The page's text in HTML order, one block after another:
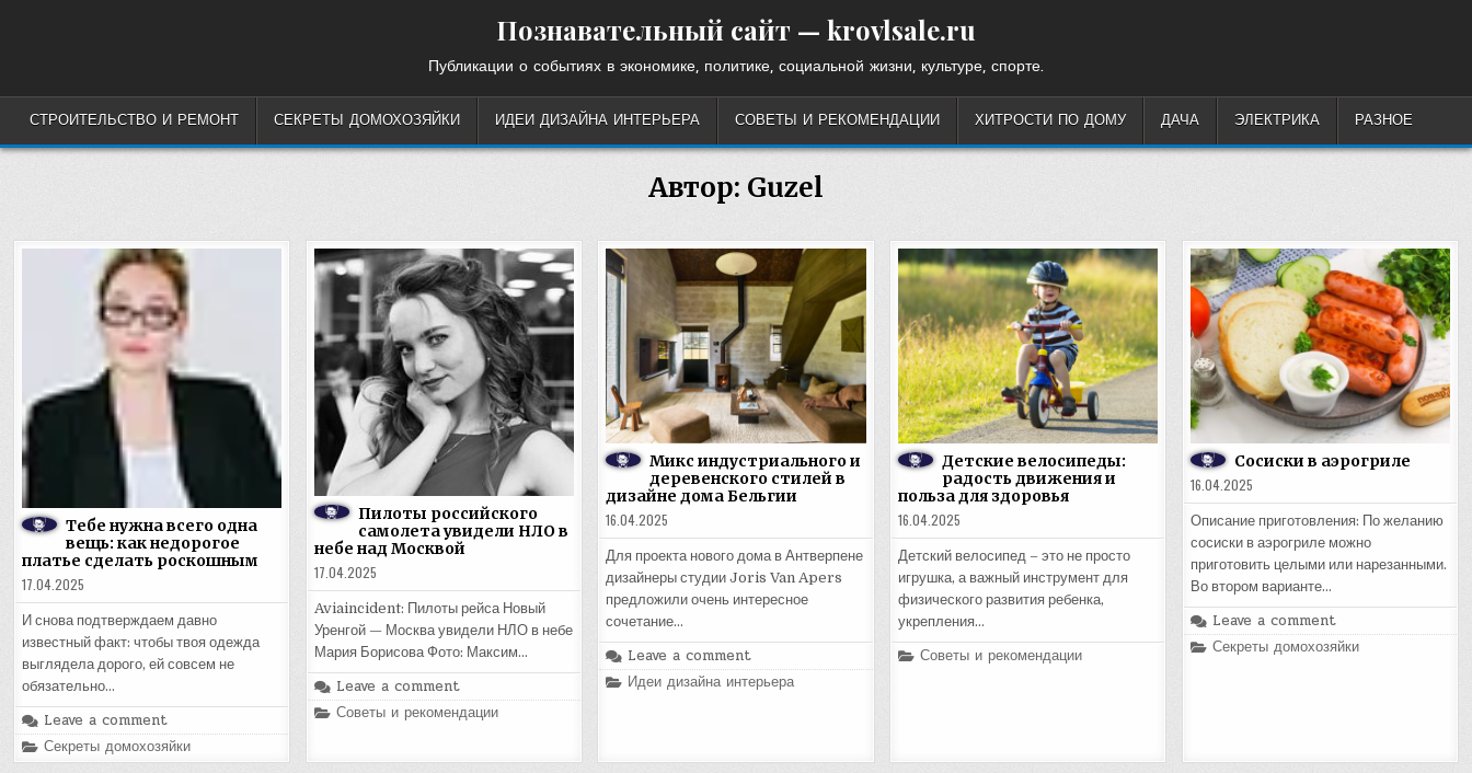
Познавательный сайт — krovlsale.ru
Публикации о событиях в экономике, политике, социальной жизни, культуре, спорте.
СТРОИТЕЛЬСТВО И РЕМОНТ СЕКРЕТЫ ДОМОХОЗЯЙКИ ИДЕИ ДИЗАЙНА ИНТЕРЬЕРА СОВЕТЫ И РЕКОМЕНДАЦИИ ХИТРОСТИ ПО ДОМУ ДАЧА ЭЛЕКТРИКА РАЗНОЕ
Автор: Guzel
Тебе нужна всего одна
вещь: как недорогое
платье сделать роскошным
17.04.2025
И снова подтверждаем давно
известный факт: чтобы твоя одежда
выглядела дорого, ей совсем не
обязательно…
Leave a comment
Posted
in
Секреты домохозяйки
Пилоты российского
самолета увидели НЛО в
небе над Москвой
17.04.2025
Aviaincident: Пилоты рейса Новый
Уренгой — Москва увидели НЛО в небе
Мария Борисова Фото: Максим…
Leave a comment
Posted
Советы и рекомендации
Микс индустриального и
деревенского стилей в
дизайне дома Бельгии
16.04.2025
Для проекта нового дома в Антверпене
дизайнеры студии Joris Van Apers
предложили очень интересное
сочетание…
Leave a comment
Posted
in
Идеи дизайна интерьера
Детские велосипеды:
радость движения и
польза для здоровья
16.04.2025
Детский велосипед – это не просто
игрушка, а важный инструмент для
физического развития ребенка,
укрепления…
Posted
Советы и рекомендации
Сосиски в аэрогриле
16.04.2025
Описание приготовления: По желанию
сосиски в аэрогриле можно
приготовить целыми или нарезанными.
Во втором варианте…
Leave a comment
Posted
Секреты домохозяйки